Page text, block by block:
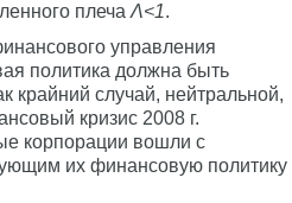
плечаΛ<1.
управления
политика должна быть
крайний случай, нейтральной,
кризис 2008 г.
корпорации вошли с
их финансовую политику